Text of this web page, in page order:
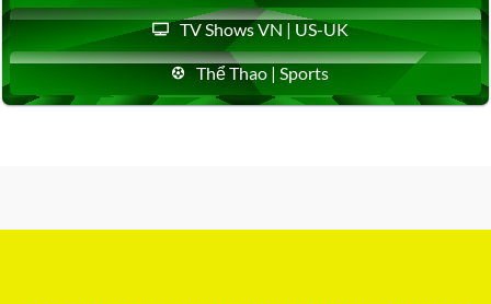
TV Shows VN | US-UK
Thể Thao | Sports